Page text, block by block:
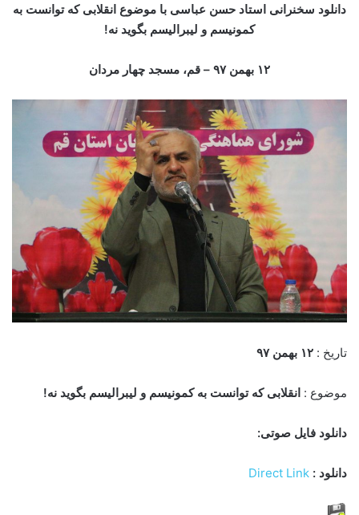
دانلود سخنرانی استاد حسن عباسی با موضوع انقلابی که توانست به
کمونیسم و لیبرالیسم بگوید نه!
۱۲ بهمن ۹۷ – قم، مسجد چهار مردان
تاریخ :
موضوع : انقلابی که توانست به کمونیسم و لیبرالیسم بگوید نه!
دانلود فایل صوتی:
دانلود : Direct Link